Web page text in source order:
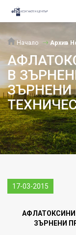
Начало Архив
В
ЗЪРНЕНИ
17-03-2015
АФЛАТОКСИНИ
ЗЪРНЕНИ